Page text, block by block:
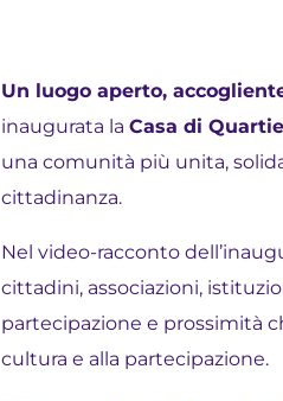
Un luogo aperto,
inaugurata laCasa di
una comunità più unita,
cittadinanza.
Nel video-racconto
cittadini, associazioni,
partecipazione e prossimità
cultura e alla partecipazione.